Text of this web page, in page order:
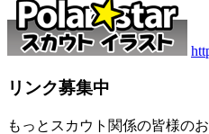
リンク募集中
もっとスカウト関係の皆様の